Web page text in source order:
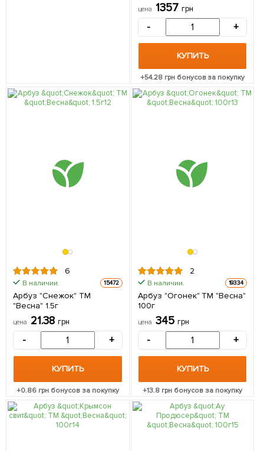
цена 1357 грн
- +
КУПИТЬ
+54.28грн бонусов за покупку
6
В наличии. 15472
Арбуз "Снежок" ТМ
"Весна" 1.5г
цена 21.38 грн
- +
КУПИТЬ
+0.86 грн бонусов за покупку
2
В наличии. 19334
Арбуз "Огонек" ТМ "Весна"
100г
цена 345 грн
- +
КУПИТЬ
+13.8 грн бонусов за покупку